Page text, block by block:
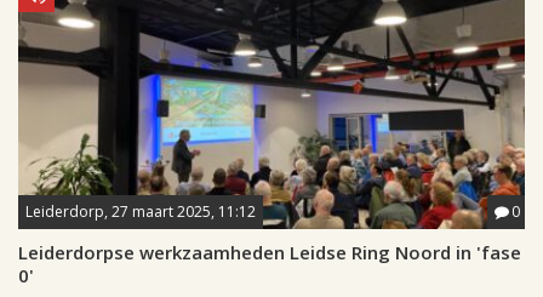
Leiderdorp, 27 maart 2025, 11:12 0
Leiderdorpse werkzaamheden Leidse Ring Noord in 'fase
0'